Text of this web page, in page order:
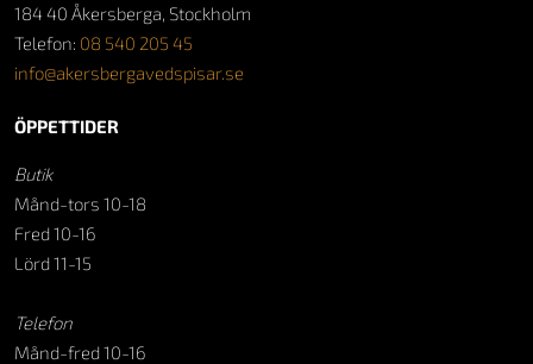
184 40 Åkersberga, Stockholm
Telefon: 08 540 205 45
info@akersbergavedspisar.se
ÖPPETTIDER
Butik
Månd-tors 10-18
Fred 10-16
Lörd 11-15
Telefon
Månd-fred 10-16